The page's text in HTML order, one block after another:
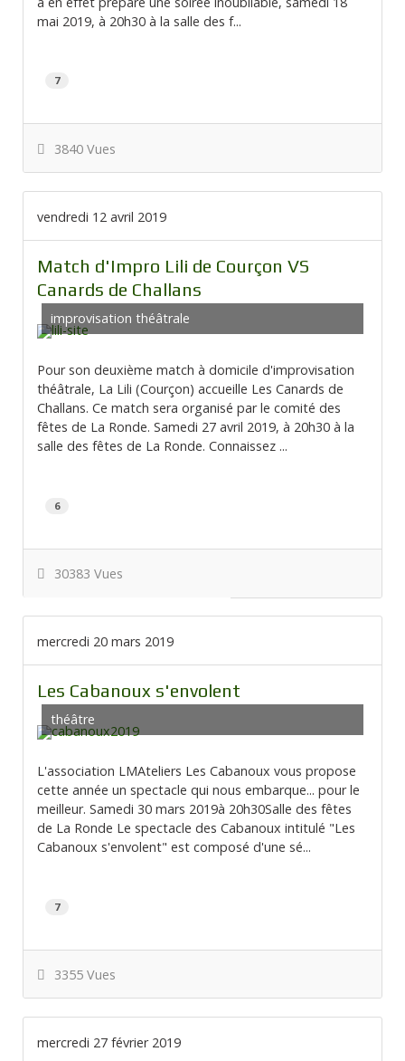
mai 2019, à 20h30 à la salle des f...
7
3840 Vues
vendredi 12 avril 2019
Match d'Impro Lili de Courçon VS
Canards de Challans
improvisation théâtrale
Pour son deuxième match à domicile d'improvisation
théâtrale, La Lili (Courçon) accueille Les Canards de
Challans. Ce match sera organisé par le comité des
fêtes de La Ronde. Samedi 27 avril 2019, à 20h30 à la
salle des fêtes de La Ronde. Connaissez ...
6
30383 Vues
mercredi 20 mars 2019
Les Cabanoux s'envolent
théâtre
L'association LMAteliers Les Cabanoux vous propose
cette année un spectacle qui nous embarque... pour le
meilleur. Samedi 30 mars 2019à 20h30Salle des fêtes
de La Ronde Le spectacle des Cabanoux intitulé "Les
Cabanoux s'envolent" est composé d'une sé...
7
3355 Vues
mercredi 27 février 2019